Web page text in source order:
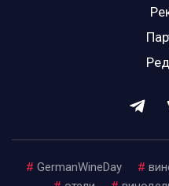
# GermanWineDay #